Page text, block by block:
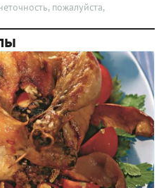
курицу!!!"
всем
и
новогоднего
настроения!
пожалуйста,